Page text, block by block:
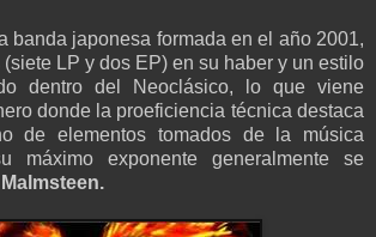
banda japonesa formada en el año 2001,
LP y dos EP) en su haber y un estilo
dentro del Neoclásico, lo que viene
donde la proeficiencia técnica destaca
de elementos tomados de la música
máximo exponente generalmente se